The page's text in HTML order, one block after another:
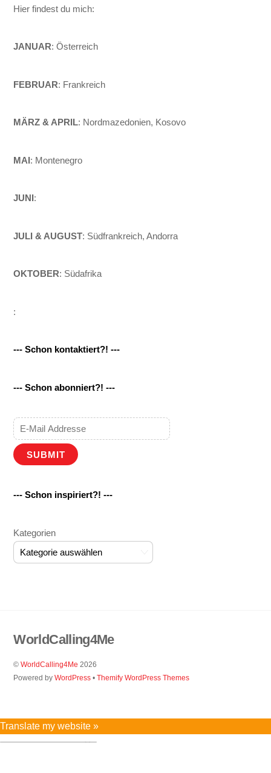
Hier findest du mich:
JANUAR: Österreich
FEBRUAR: Frankreich
MÄRZ & APRIL: Nordmazedonien, Kosovo
MAI: Montenegro
JUNI:
JULI & AUGUST: Südfrankreich, Andorra
OKTOBER: Südafrika
:
--- Schon kontaktiert?! ---
--- Schon abonniert?! ---
SUBMIT
--- Schon inspiriert?! ---
Kategorien
WorldCalling4Me
©WorldCalling4Me 2026
Powered byWordPress •Themify WordPress Themes
Translate my website »